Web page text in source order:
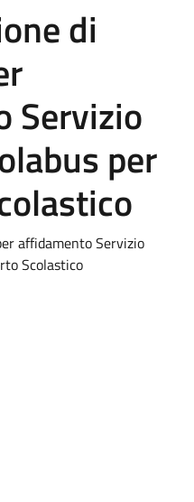
di
Servizio
per
affidamento Servizio
Scolastico